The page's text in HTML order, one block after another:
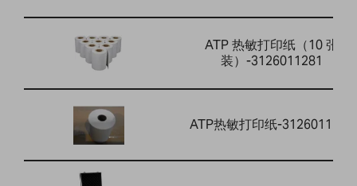
ATP 热敏打印纸（10 张
装）-3126011281
ATP热敏打印纸-3126011263